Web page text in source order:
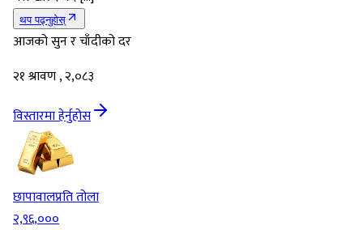
थप पढ्नुहोस्
आजको सुन र चाँदीको दर
२१ श्रावण , २,०८३
विस्तारमा हेर्नुहोस
छापावालप्रति तोला
२,९६,०००